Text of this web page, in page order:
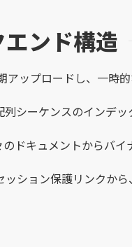
ンド構造
ップロードし、一時
シーケンスのインデ
ドキュメントからバ
ション保護リンクか